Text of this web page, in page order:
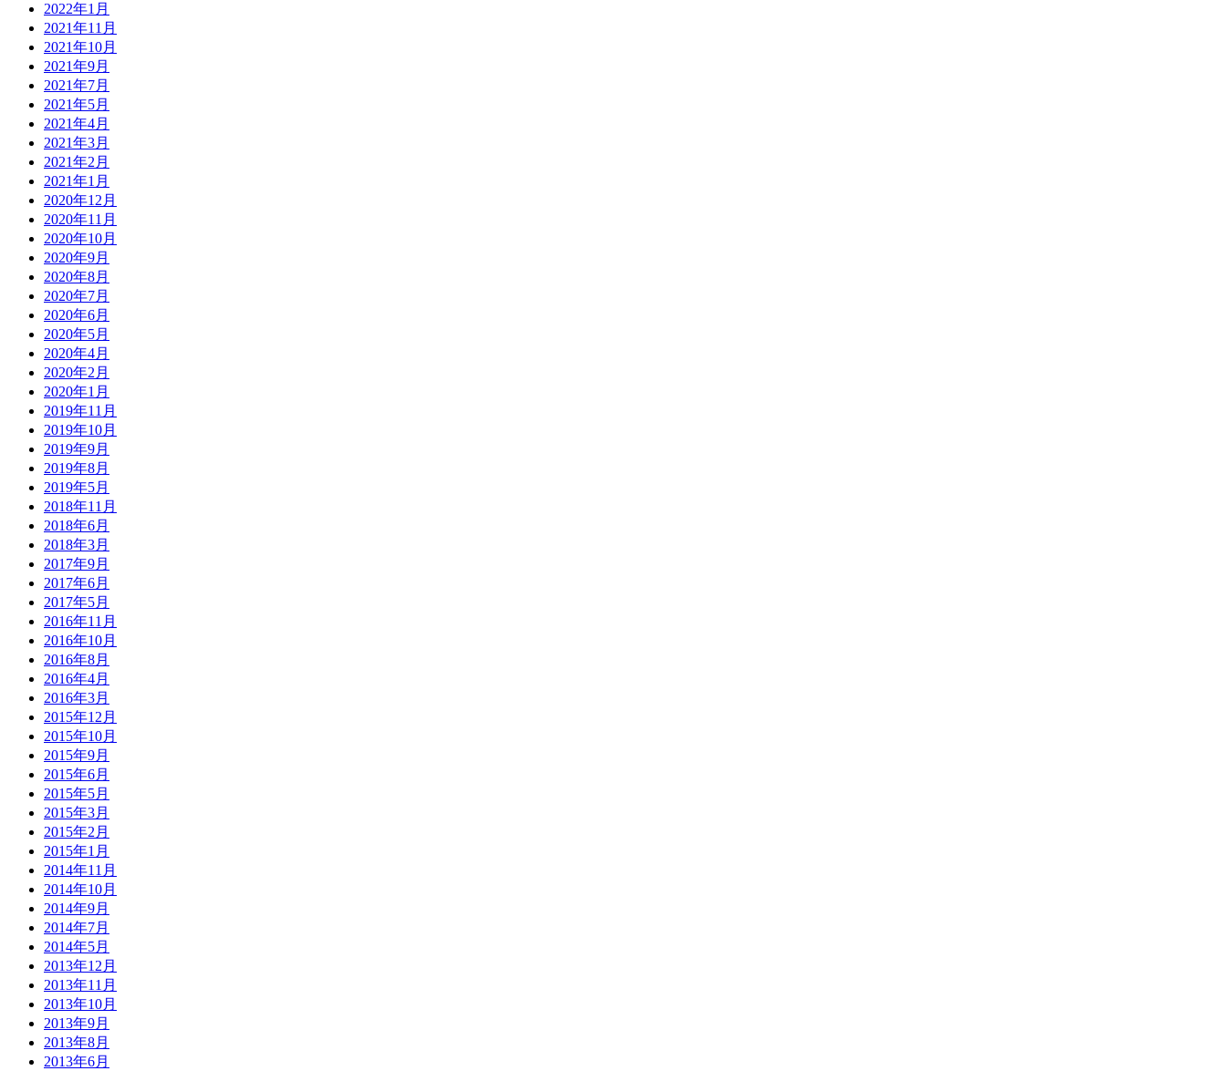
2022年1月
2021年11月
2021年10月
2021年9月
2021年7月
2021年5月
2021年4月
2021年3月
2021年2月
2021年1月
2020年12月
2020年11月
2020年10月
2020年9月
2020年8月
2020年7月
2020年6月
2020年5月
2020年4月
2020年2月
2020年1月
2019年11月
2019年10月
2019年9月
2019年8月
2019年5月
2018年11月
2018年6月
2018年3月
2017年9月
2017年6月
2017年5月
2016年11月
2016年10月
2016年8月
2016年4月
2016年3月
2015年12月
2015年10月
2015年9月
2015年6月
2015年5月
2015年3月
2015年2月
2015年1月
2014年11月
2014年10月
2014年9月
2014年7月
2014年5月
2013年12月
2013年11月
2013年10月
2013年9月
2013年8月
2013年6月